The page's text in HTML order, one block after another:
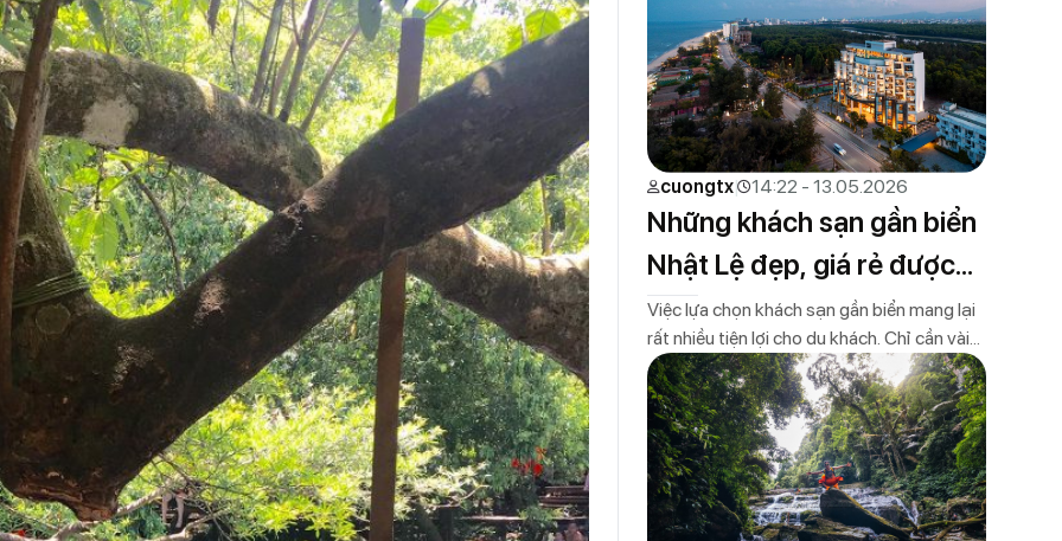
cuongtx 14:22 - 13.05.2026
Những khách sạn gần biển
Nhật Lệ đẹp, giá rẻ được
nhiều du khách yêu thích
Việc lựa chọn khách sạn gần biển mang lại
rất nhiều tiện lợi cho du khách. Chỉ cần vài
phút đi bộ, bạn đã có thể hòa mình vào làn
nước trong xanh, tận hưởng không khí biển
mát lành và ngắm bình minh tuyệt đẹp trên
biển Nhật Lệ. Du lịch trải nghiệm Quảng […]